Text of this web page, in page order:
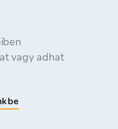
vagy adhat